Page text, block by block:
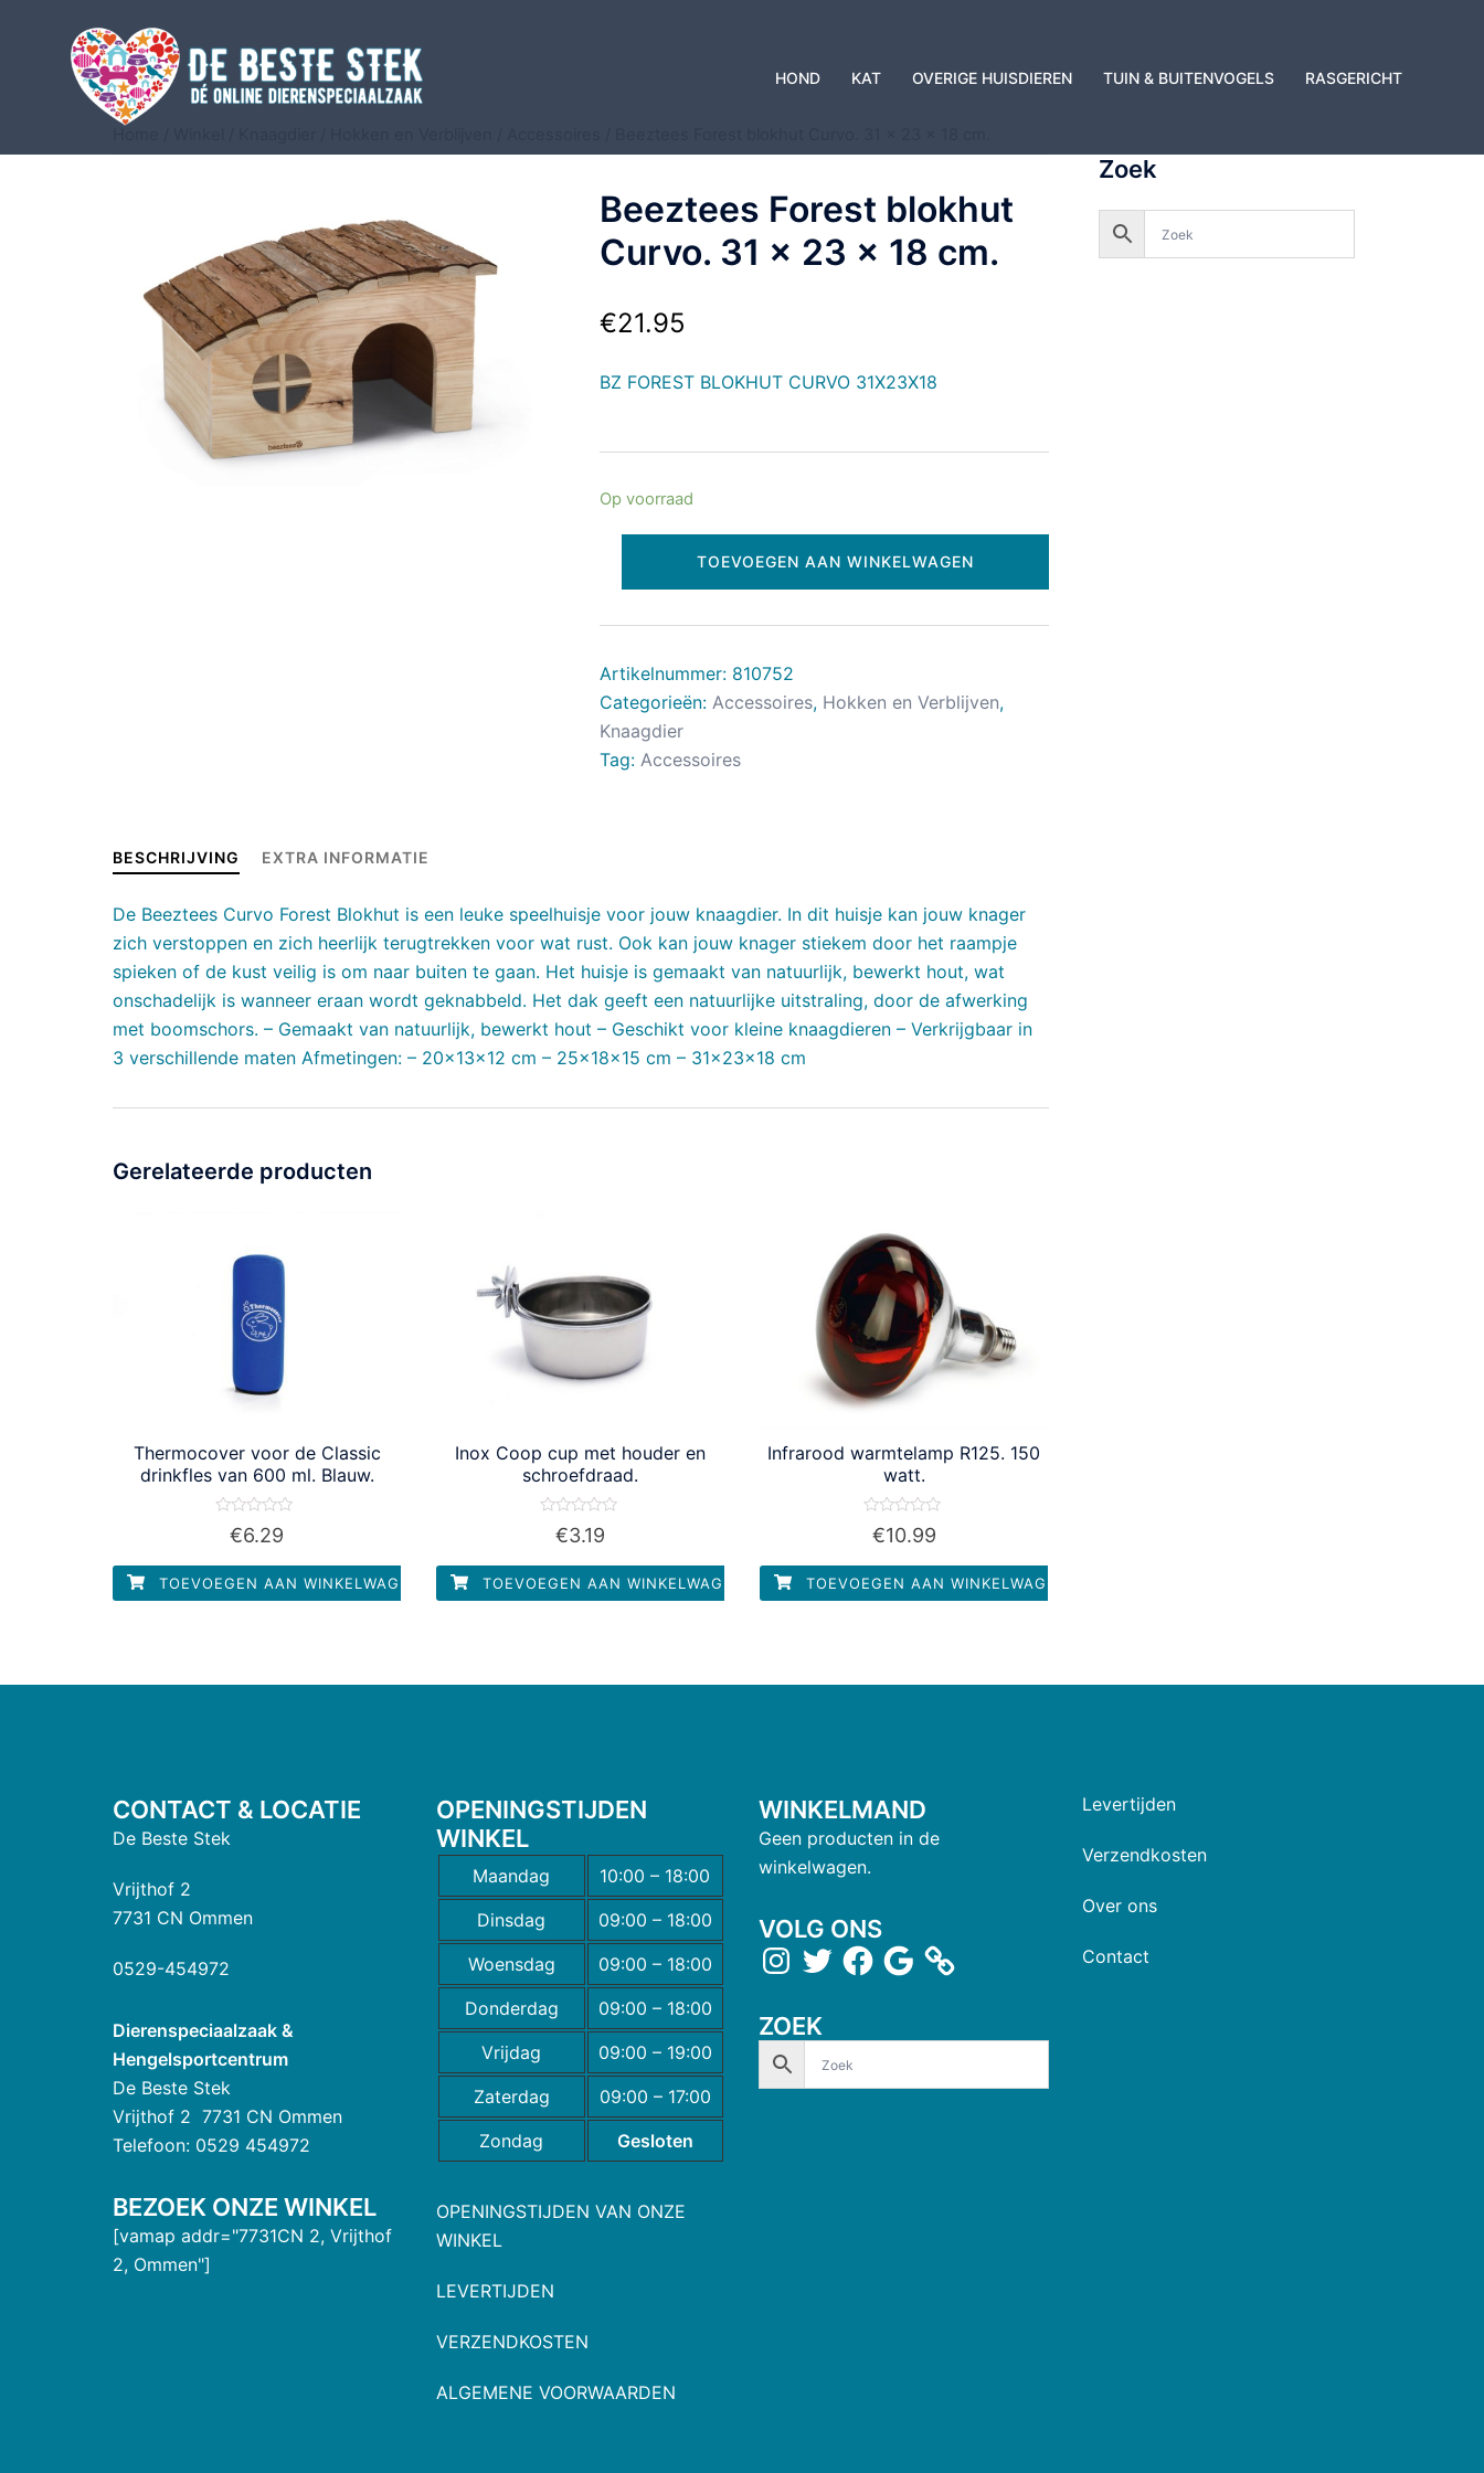
HOND KAT OVERIGE HUISDIEREN TUIN & BUITENVOGELS RASGERICHT
Beeztees Forest blokhut
Curvo. 31 x 23 x 18 cm.
€21.95
BZ FOREST BLOKHUT CURVO 31X23X18
Op voorraad
TOEVOEGEN AAN WINKELWAGEN
Artikelnummer: 810752
Categorieën: Accessoires, Hokken en Verblijven,
Knaagdier
Tag: Accessoires
BESCHRIJVING EXTRA INFORMATIE
De Beeztees Curvo Forest Blokhut is een leuke speelhuisje voor jouw knaagdier. In dit huisje kan jouw knager
zich verstoppen en zich heerlijk terugtrekken voor wat rust. Ook kan jouw knager stiekem door het raampje
spieken of de kust veilig is om naar buiten te gaan. Het huisje is gemaakt van natuurlijk, bewerkt hout, wat
onschadelijk is wanneer eraan wordt geknabbeld. Het dak geeft een natuurlijke uitstraling, door de afwerking
met boomschors. – Gemaakt van natuurlijk, bewerkt hout – Geschikt voor kleine knaagdieren – Verkrijgbaar in
3 verschillende maten Afmetingen: – 20x13x12 cm – 25x18x15 cm – 31x23x18 cm
Gerelateerde producten
Thermocover voor de Classic
drinkfles van 600 ml. Blauw.
Waardering
5
€6.29
TOEVOEGEN AAN WINKELWAGEN
Inox Coop cup met houder en
schroefdraad.
Waardering
5
€3.19
TOEVOEGEN AAN WINKELWAGEN
Infrarood warmtelamp R125. 150
watt.
Waardering
5
€10.99
TOEVOEGEN AAN WINKELWAGEN
Zoek
CONTACT & LOCATIE
De Beste Stek
Vrijthof 2
7731 CN Ommen
0529-454972
Dierenspeciaalzaak &
Hengelsportcentrum
De Beste Stek
Vrijthof 2 7731 CN Ommen
Telefoon: 0529 454972
BEZOEK ONZE WINKEL
[vamap addr="7731CN 2, Vrijthof
2, Ommen"]
OPENINGSTIJDEN
WINKEL
Maandag
10:00 – 18:00
Dinsdag
09:00 – 18:00
Woensdag
09:00 – 18:00
Donderdag
09:00 – 18:00
Vrijdag
09:00 – 19:00
Zaterdag
09:00 – 17:00
Zondag
Gesloten
OPENINGSTIJDEN VAN ONZE
WINKEL
LEVERTIJDEN
VERZENDKOSTEN
ALGEMENE VOORWAARDEN
WINKELMAND
Geen producten in de
winkelwagen.
VOLG ONS
ZOEK
Levertijden
Verzendkosten
Over ons
Contact